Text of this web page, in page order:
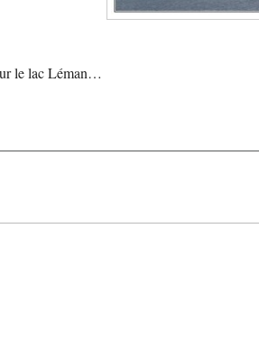
le lac Léman…